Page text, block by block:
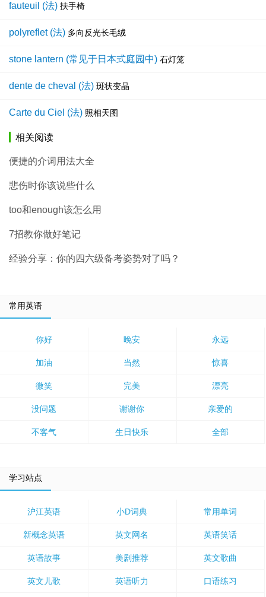
fauteuil (法) 扶手椅
polyreflet (法) 多向反光长毛绒
stone lantern (常见于日本式庭园中) 石灯笼
dente de cheval (法) 斑状变晶
Carte du Ciel (法) 照相天图
相关阅读
便捷的介词用法大全
悲伤时你该说些什么
too和enough该怎么用
7招教你做好笔记
经验分享：你的四六级备考姿势对了吗？
常用英语
你好 晚安 永远
加油 当然 惊喜
微笑 完美 漂亮
没问题 谢谢你 亲爱的
不客气 生日快乐 全部
学习站点
沪江英语 小D词典 常用单词
新概念英语 英文网名 英语笑话
英语故事 美剧推荐 英文歌曲
英文儿歌 英语听力 口语练习